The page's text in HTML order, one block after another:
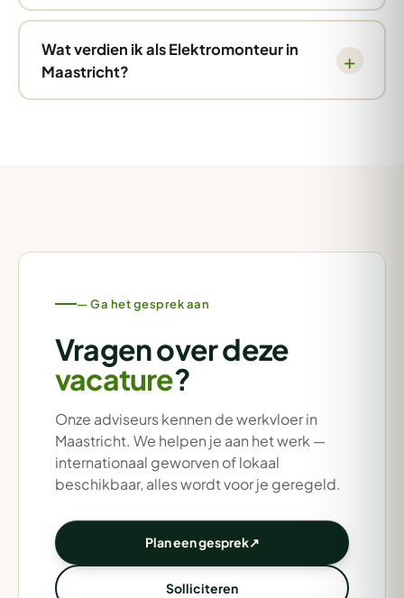
Wat verdien ik als Elektromonteur in
Maastricht?
— Ga het gesprek aan
Vragen over deze
vacature?
Onze adviseurs kennen de werkvloer in
Maastricht. We helpen je aan het werk —
internationaal geworven of lokaal
beschikbaar, alles wordt voor je geregeld.
Plan een gesprek↗
Solliciteren